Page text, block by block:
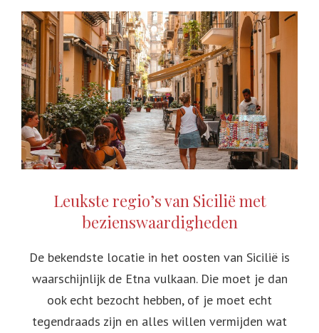
Leukste regio’s van Sicilië met
bezienswaardigheden
De bekendste locatie in het oosten van Sicilië is
waarschijnlijk de Etna vulkaan. Die moet je dan
ook echt bezocht hebben, of je moet echt
tegendraads zijn en alles willen vermijden wat